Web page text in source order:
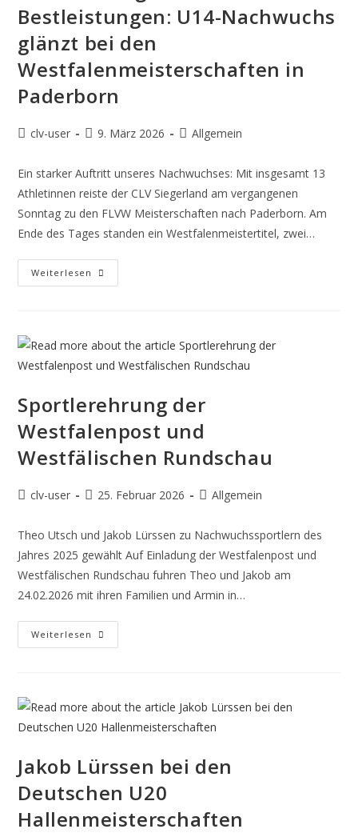
Bestleistungen: U14-Nachwuchs
glänzt bei den
Westfalenmeisterschaften in
Paderborn
clv-user 9. März 2026 Allgemein
Ein starker Auftritt unseres Nachwuchses: Mit insgesamt 13
Athletinnen reiste der CLV Siegerland am vergangenen
Sonntag zu den FLVW Meisterschaften nach Paderborn. Am
Ende des Tages standen ein Westfalenmeistertitel, zwei…
Weiterlesen
Sportlerehrung der
Westfalenpost und
Westfälischen Rundschau
clv-user 25. Februar 2026 Allgemein
Theo Utsch und Jakob Lürssen zu Nachwuchssportlern des
Jahres 2025 gewählt Auf Einladung der Westfalenpost und
Westfälischen Rundschau fuhren Theo und Jakob am
24.02.2026 mit ihren Familien und Armin in…
Weiterlesen
Jakob Lürssen bei den
Deutschen U20
Hallenmeisterschaften